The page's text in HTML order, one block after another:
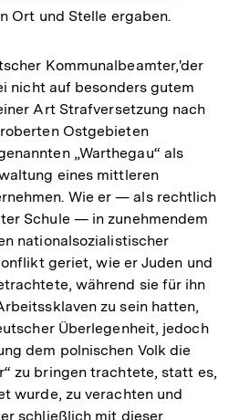
Ort und Stelle ergaben.
Kommunalbeamter,'der
nicht auf besonders gutem
Art Strafversetzung nach
Ostgebieten
„Warthegau“ als
eines mittleren
Wie er — als rechtlich
Schule — in zunehmendem
nationalsozialistischer
geriet, wie er Juden und
während sie für ihn
zu sein hatten,
Überlegenheit, jedoch
dem polnischen Volk die
zu bringen trachtete, statt es,
wurde, zu verachten und
schließlich mit dieser